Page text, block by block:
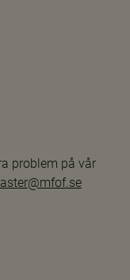
problem på vår